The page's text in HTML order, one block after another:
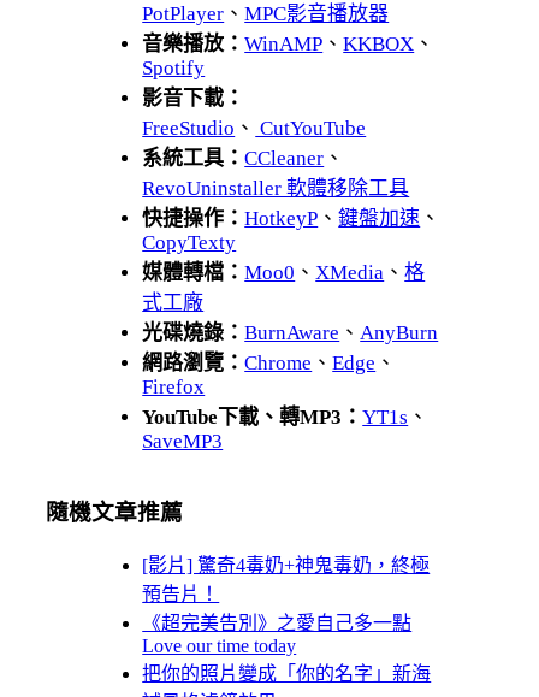
PotPlayer 、MPC影音播放器
音樂播放：WinAMP 、KKBOX 、
Spotify
影音下載：
FreeStudio 、 CutYouTube
系統工具：CCleaner 、
RevoUninstaller 軟體移除工具
快捷操作：HotkeyP 、鍵盤加速 、
CopyTexty
媒體轉檔：Moo0 、 XMedia 、格
式工廠
光碟燒錄：BurnAware 、 AnyBurn
網路瀏覽：Chrome 、Edge 、
Firefox
YouTube下載、轉MP3：YT1s 、
SaveMP3
隨機文章推薦
[影片] 驚奇4毒奶+神鬼毒奶，終極
預告片！
《超完美告別》之愛自己多一點
Love our time today
把你的照片變成「你的名字」新海